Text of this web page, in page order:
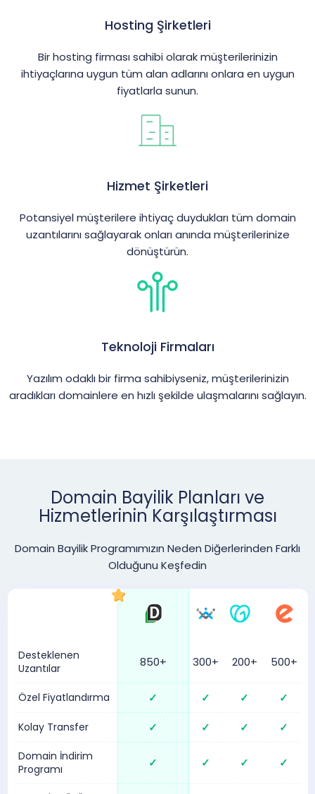
Hosting Şirketleri
Bir hosting firması sahibi olarak müşterilerinizin
ihtiyaçlarına uygun tüm alan adlarını onlara en uygun
fiyatlarla sunun.
Hizmet Şirketleri
Potansiyel müşterilere ihtiyaç duydukları tüm domain
uzantılarını sağlayarak onları anında müşterilerinize
dönüştürün.
Teknoloji Firmaları
Yazılım odaklı bir firma sahibiyseniz, müşterilerinizin
aradıkları domainlere en hızlı şekilde ulaşmalarını sağlayın.
Domain Bayilik Planları ve
Hizmetlerinin Karşılaştırması
Domain Bayilik Programımızın Neden Diğerlerinden Farklı
Olduğunu Keşfedin
Desteklenen
Uzantılar
850+ 300+ 200+ 500+
Özel Fiyatlandırma ✓ ✓ ✓ ✓
Kolay Transfer ✓ ✓ ✓ ✓
Domain İndirim
Programı
✓ ✓ ✓ ✓